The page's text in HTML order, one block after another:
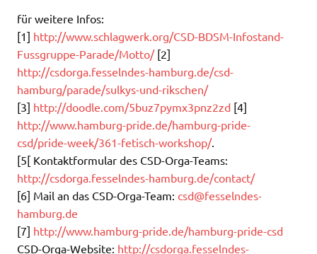
für weitere Infos:
[1] http://www.schlagwerk.org/CSD-BDSM-Infostand-
Fussgruppe-Parade/Motto/[2]
http://csdorga.fesselndes-hamburg.de/csd-
hamburg/parade/sulkys-und-rikschen/
[3] http://doodle.com/5buz7pymx3pnz2zd [4]
http://www.hamburg-pride.de/hamburg-pride-
csd/pride-week/361-fetisch-workshop/.
[5[ Kontaktformular des CSD-Orga-Teams:
http://csdorga.fesselndes-hamburg.de/contact/
[6] Mail an das CSD-Orga-Team: csd@fesselndes-
hamburg.de
[7] http://www.hamburg-pride.de/hamburg-pride-csd
CSD-Orga-Website: http://csdorga.fesselndes-